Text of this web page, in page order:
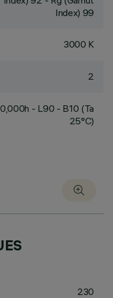
Index) 99
3000 K
2
- L90 - B10 (Ta
25°C)
230